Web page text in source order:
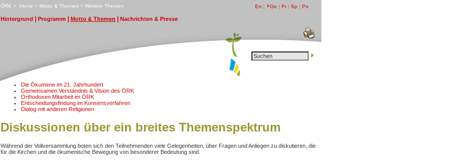
ÖRK > Home > Motto & Themen > Weitere Themen En | Ge | Fr| Sp | Po
Hintergrund Programm Motto & Themen Nachrichten & Presse
Die Ökumene im 21. Jahrhundert
Gemeinsamen Verständnis & Vision des ÖRK
Orthodoxen Mitarbeit im ÖRK
Entscheidungsfindung im Konsensverfahren
Dialog mit anderen Religionen
Diskussionen über ein breites Themenspektrum
Während der Vollversammlung boten sich den Teilnehmenden viele Gelegenheiten, über Fragen und Anliegen zu diskutieren, die
für die Kirchen und die ökumenische Bewegung von besonderer Bedeutung sind.